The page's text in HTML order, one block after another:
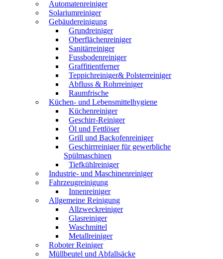
Automatenreiniger
Solariumreiniger
Gebäudereinigung
Grundreiniger
Oberflächenreiniger
Sanitärreiniger
Fussbodenreiniger
Graffitientferner
Teppichreiniger& Polsterreiniger
Abfluss & Rohrreiniger
Raumfrische
Küchen- und Lebensmittelhygiene
Küchenreiniger
Geschirr-Reiniger
Öl und Fettlöser
Grill und Backofenreiniger
Geschirrreiniger für gewerbliche
Spülmaschinen
Tiefkühlreiniger
Industrie- und Maschinenreiniger
Fahrzeugreinigung
Innenreiniger
Allgemeine Reinigung
Allzweckreiniger
Glasreiniger
Waschmittel
Metallreiniger
Roboter Reiniger
Müllbeutel und Abfallsäcke